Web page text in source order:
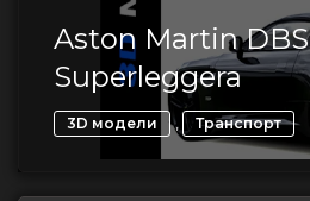
Aston Martin DBS
Superleggera
3D модели , Транспорт